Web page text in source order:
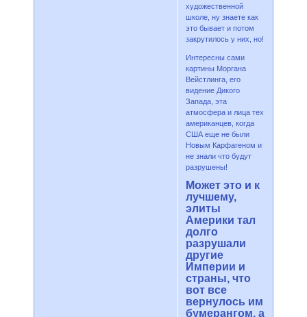
художественной
школе, ну знаете как
это бывает и потом
закрутилось у них, но!
Интересны сами
картины Моргана
Вейстлинга, его
видение Дикого
Запада, эта
атмосфера и лица тех
американцев, когда
США еще не были
Новым Карфагеном и
не знали что будут
разрушены!
Может это и к
лучшему,
элиты
Америки тал
долго
разрушали
другие
Империи и
страны, что
вот все
вернулось им
бумерангом, а